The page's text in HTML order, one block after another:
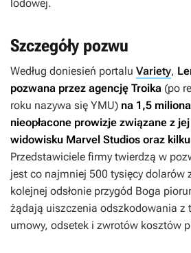
lodowej.
Szczegóły pozwu
Według doniesień portalu Variety,
pozwana przez agencję Troika (po
roku nazywa się YMU) na 1,5
nieopłacone prowizje związane z
widowisku Marvel Studios oraz
Przedstawiciele firmy twierdzą w
jest co najmniej 500 tysięcy dolarów
kolejnej odsłonie przygód Boga
żądają uiszczenia odszkodowania z
umowy, odsetek i zwrotów kosztów